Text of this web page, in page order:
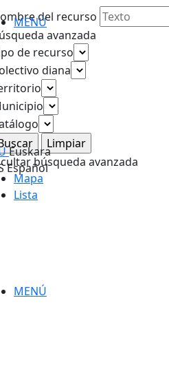
MENÚ
Euskara
Español
MENÚ
del recurso
avanzada
de recurso
diana
búsqueda avanzada
Mapa
Lista